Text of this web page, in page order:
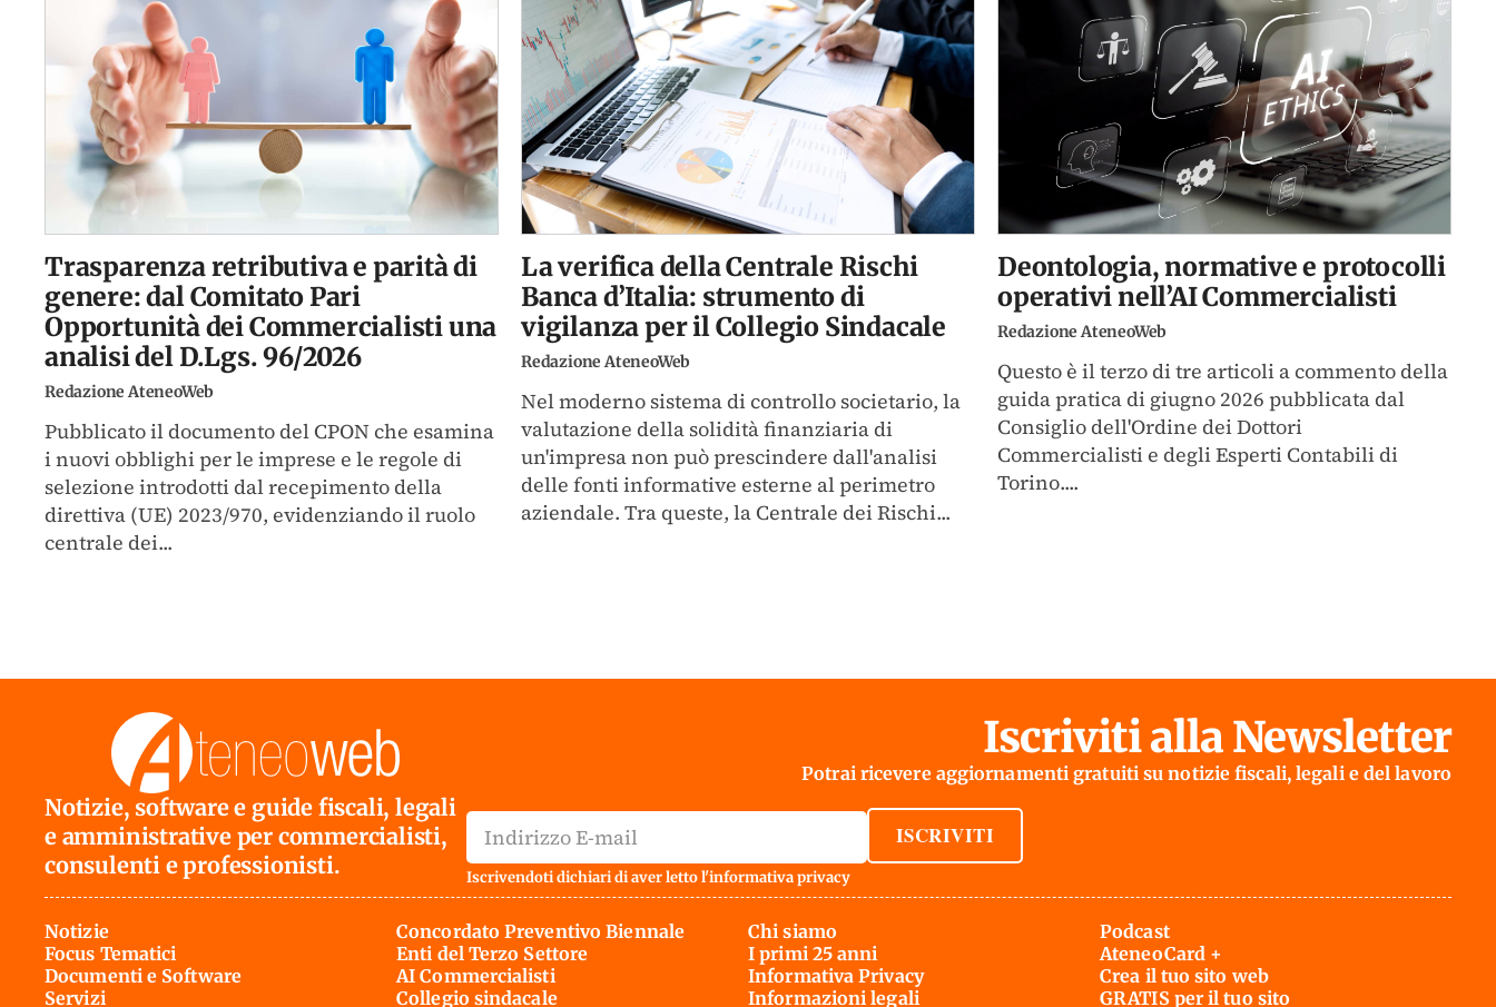
Trasparenza retributiva e parità di
genere: dal Comitato Pari
Opportunità dei Commercialisti una
analisi del D.Lgs. 96/2026
Redazione AteneoWeb
Pubblicato il documento del CPON che esamina
i nuovi obblighi per le imprese e le regole di
selezione introdotti dal recepimento della
direttiva (UE) 2023/970, evidenziando il ruolo
centrale dei...
La verifica della Centrale Rischi
Banca d’Italia: strumento di
vigilanza per il Collegio Sindacale
Redazione AteneoWeb
Nel moderno sistema di controllo societario, la
valutazione della solidità finanziaria di
un'impresa non può prescindere dall'analisi
delle fonti informative esterne al perimetro
aziendale. Tra queste, la Centrale dei Rischi...
Deontologia, normative e protocolli
operativi nell’AI Commercialisti
Redazione AteneoWeb
Questo è il terzo di tre articoli a commento della
guida pratica di giugno 2026 pubblicata dal
Consiglio dell'Ordine dei Dottori
Commercialisti e degli Esperti Contabili di
Torino....
Notizie, software e guide fiscali, legali
e amministrative per commercialisti,
consulenti e professionisti.
Iscriviti alla Newsletter
Potrai ricevere aggiornamenti gratuiti su notizie fiscali, legali e del lavoro
ISCRIVITI
Iscrivendoti dichiari di aver letto l'informativa privacy
Notizie
Focus Tematici
Documenti e Software
Servizi
Concordato Preventivo Biennale
Enti del Terzo Settore
AI Commercialisti
Collegio sindacale
Chi siamo
I primi 25 anni
Informativa Privacy
Informazioni legali
Podcast
AteneoCard +
Crea il tuo sito web
GRATIS per il tuo sito